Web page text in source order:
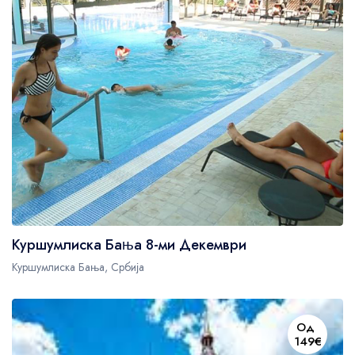
Куршумлиска Бања 8-ми Декември
Куршумлиска Бања, Србија
Од
149€
Westminster Borough
21
Kensington and Chelsea
78
Oxford Street
679